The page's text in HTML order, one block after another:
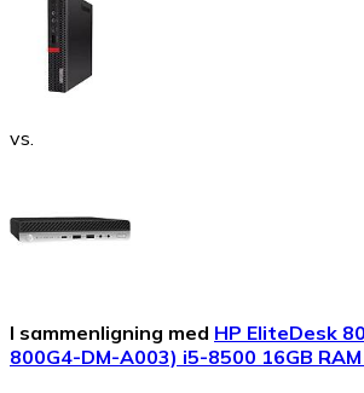
vs.
I sammenligning med HP EliteDesk
800G4-DM-A003) i5-8500 16GB